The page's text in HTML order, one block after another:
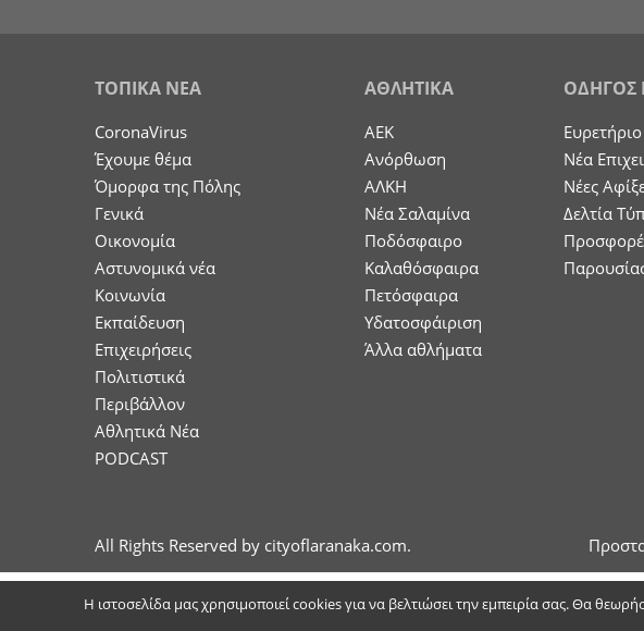
ΤΟΠΙΚΑ ΝΕΑ
CoronaVirus
Έχουμε θέμα
Όμορφα της Πόλης
Γενικά
Οικονομία
Aστυνομικά νέα
Κοινωνία
Εκπαίδευση
Επιχειρήσεις
Πολιτιστικά
Περιβάλλον
Αθλητικά Νέα
PODCAST
ΑΘΛΗΤΙΚΑ
ΑΕΚ
Ανόρθωση
ΑΛΚΗ
Νέα Σαλαμίνα
Ποδόσφαιρο
Καλαθόσφαιρα
Πετόσφαιρα
Υδατοσφάιριση
Άλλα αθλήματα
ΟΔΗΓΟΣ
Nέα
Νέες
Δελτία
All Rights Reserved by cityoflaranaka.com.
Η ιστοσελίδα μας χρησιμοποιεί cookies για να βελτιώσει την εμπειρία σας. Θα